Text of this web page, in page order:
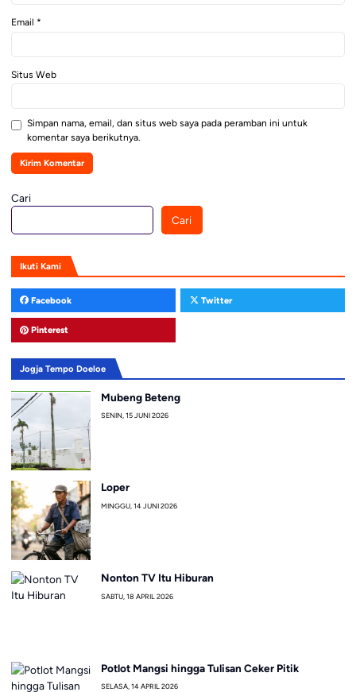
Email *
Situs Web
Simpan nama, email, dan situs web saya pada peramban ini untuk
komentar saya berikutnya.
Cari
Cari
Ikuti Kami
Facebook Twitter
Pinterest
Jogja Tempo Doeloe
Mubeng Beteng
SENIN, 15 JUNI 2026
Loper
MINGGU, 14 JUNI 2026
Nonton TV Itu Hiburan
SABTU, 18 APRIL 2026
Potlot Mangsi hingga Tulisan Ceker Pitik
SELASA, 14 APRIL 2026